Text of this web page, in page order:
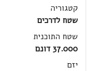
קטגוריה
שטח לדרכים
שטח התוכנית
37.000 דונם
יזם